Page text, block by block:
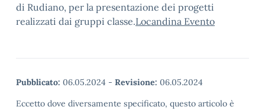
di Rudiano, per la presentazione dei progetti
realizzati dai gruppi classe.Locandina Evento
Pubblicato: 06.05.2024 - Revisione: 06.05.2024
Eccetto dove diversamente specificato, questo articolo è